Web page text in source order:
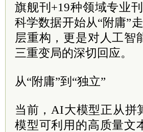
旗舰刊+19种领域专业
科学数据开始从“附庸”
层重构，更是对人工智
三重变局的深切回应。
从“附庸”到“独立”
当前，AI大模型正从拼
模型可利用的高质量文